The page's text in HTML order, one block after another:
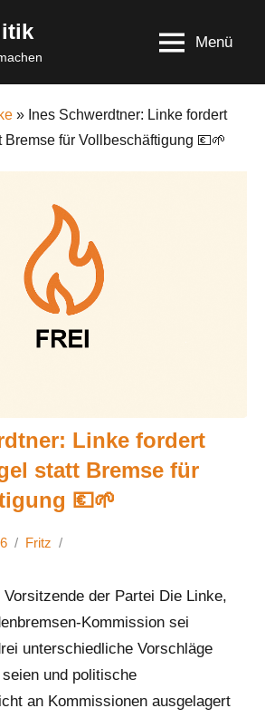
Menü
» Ines Schwerdtner: Linke fordert
für Vollbeschäftigung 💶🌱
Linke fordert
statt Bremse für
💶🌱
Fritz
der Partei Die Linke,
Kommission sei
unterschiedliche Vorschläge
und politische
an Kommissionen ausgelagert